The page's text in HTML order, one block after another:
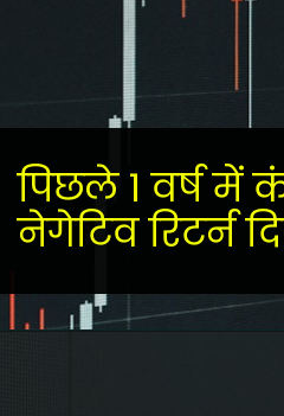
पिछले 1 वर्ष में
नेगेटिव रिटर्न